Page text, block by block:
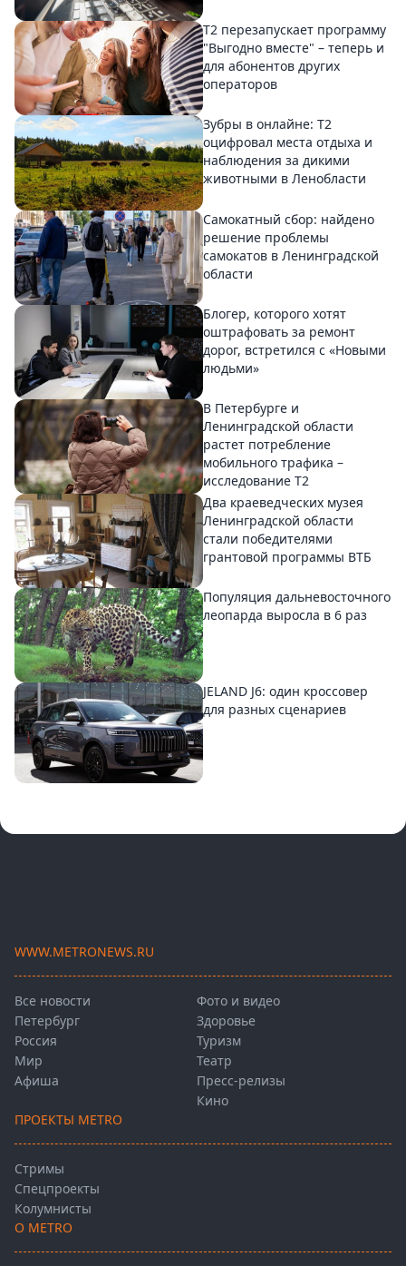
Т2 перезапускает программу
"Выгодно вместе" – теперь и
для абонентов других
операторов
Зубры в онлайне: Т2
оцифровал места отдыха и
наблюдения за дикими
животными в Ленобласти
Самокатный сбор: найдено
решение проблемы
самокатов в Ленинградской
области
Блогер, которого хотят
оштрафовать за ремонт
дорог, встретился с «Новыми
людьми»
В Петербурге и
Ленинградской области
растет потребление
мобильного трафика –
исследование T2
Два краеведческих музея
Ленинградской области
стали победителями
грантовой программы ВТБ
Популяция дальневосточного
леопарда выросла в 6 раз
JELAND J6: один кроссовер
для разных сценариев
WWW.METRONEWS.RU
Все новости
Петербург
Россия
Мир
Афиша
Фото и видео
Здоровье
Туризм
Театр
Пресс-релизы
Кино
ПРОЕКТЫ METRO
Стримы
Спецпроекты
Колумнисты
О METRO